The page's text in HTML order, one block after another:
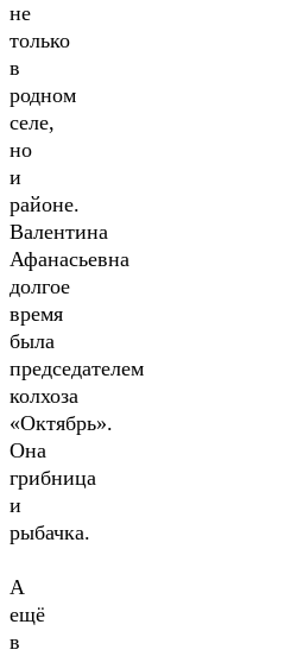
не
только
в
родном
селе,
но
и
районе.
Валентина
Афанасьевна
долгое
время
была
председателем
колхоза
«Октябрь».
Она
грибница
и
рыбачка.
А
ещё
в